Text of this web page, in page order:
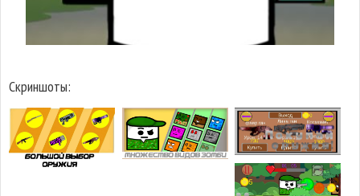
Скриншоты: